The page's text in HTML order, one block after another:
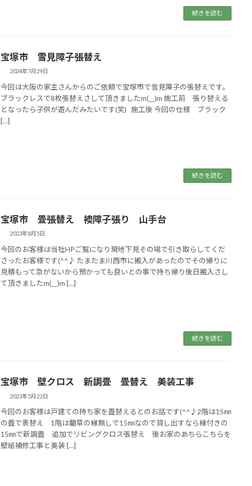
続きを読む
宝塚市 雪見障子張替え
2024年7月29日
今回は大阪の家主さんからのご依頼で宝塚市で雪見障子の張替えです。
ブラックレスで8枚張替えさして頂きましたm(__)m 施工前 張り替える
となったら子供が遊んだみたいです(笑) 施工後 今回の仕様 ブラック
[…]
続きを読む
宝塚市 畳張替え 襖障子張り 山手台
2023年8月5日
今回のお客様は当社HPご覧になり現地下見その場で引き取らしてくだ
さったお客様です(^^♪ たまたま川西市に搬入があったのでその帰りに
見積もって急がないから預かっても良いとの事で持ち帰り後日搬入さし
て頂きましたm(__)m […]
続きを読む
宝塚市 壁クロス 新調畳 畳替え 美装工事
2023年5月22日
今回のお客様は戸建ての持ち家を畳替えるとのお話です(^^♪2階は15㎜
の畳で表替え 1階は藺草の縁無しで15㎜なので貸し出すなら縁付きの
15㎜で新調畳 追加でリビングクロス張替え 後お家のあちらこちらを
壁紙補修工事と美装 […]